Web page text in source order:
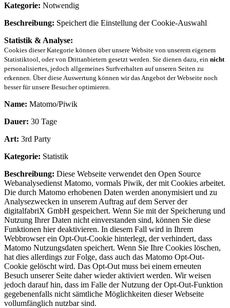
Kategorie: Notwendig
Beschreibung: Speichert die Einstellung der Cookie-Auswahl
Statistik & Analyse:
Cookies dieser Kategorie können über unsere Website von unserem eigenem
Statistiktool, oder von Drittanbietern gesetzt werden. Sie dienen dazu, ein nicht
personalisiertes, jedoch allgemeines Surfverhalten auf unseren Seiten zu
erkennen. Über diese Auswertung können wir das Angebot der Webseite noch
besser für unsere Besucher optimieren.
Name: Matomo/Piwik
Dauer: 30 Tage
Art: 3rd Party
Kategorie: Statistik
Beschreibung: Diese Webseite verwendet den Open Source
Webanalysedienst Matomo, vormals Piwik, der mit Cookies arbeitet.
Die durch Matomo erhobenen Daten werden anonymisiert und zu
Analysezwecken in unserem Auftrag auf dem Server der
digitalfabriX GmbH gespeichert. Wenn Sie mit der Speicherung und
Nutzung Ihrer Daten nicht einverstanden sind, können Sie diese
Funktionen hier deaktivieren. In diesem Fall wird in Ihrem
Webbrowser ein Opt-Out-Cookie hinterlegt, der verhindert, dass
Matomo Nutzungsdaten speichert. Wenn Sie Ihre Cookies löschen,
hat dies allerdings zur Folge, dass auch das Matomo Opt-Out-
Cookie gelöscht wird. Das Opt-Out muss bei einem erneuten
Besuch unserer Seite daher wieder aktiviert werden. Wir weisen
jedoch darauf hin, dass im Falle der Nutzung der Opt-Out-Funktion
gegebenenfalls nicht sämtliche Möglichkeiten dieser Webseite
vollumfänglich nutzbar sind.